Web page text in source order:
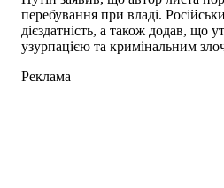
перебування при владі.
дієздатність, а також додав, що
узурпацією та кримінальним
Реклама